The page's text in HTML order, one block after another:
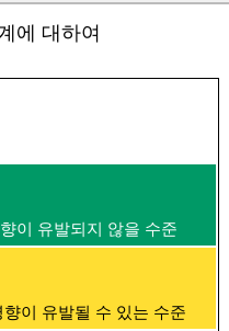
에 대하여
이 유발되지 않을 수준
이 유발될 수 있는 수준